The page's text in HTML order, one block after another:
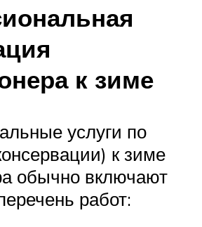
к зиме
услуги по
к зиме
обычно включают
работ: